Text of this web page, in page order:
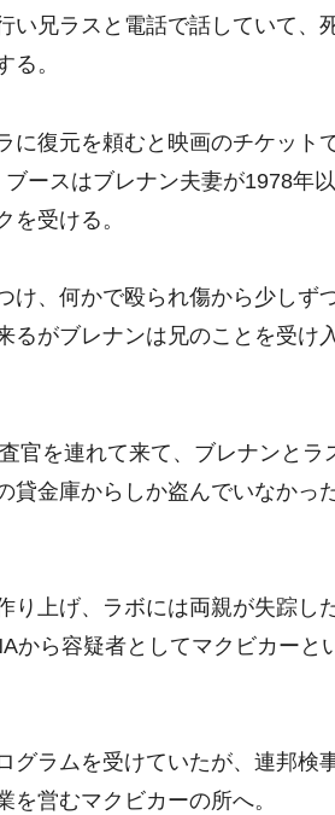
兄ラスと電話で話していて、
る。
に復元を頼むと映画のチケット
ースはブレナン夫妻が1978年
受ける。
、何かで殴られ傷から少しず
るがブレナンは兄のことを受け
官を連れて来て、ブレナンとラ
貸金庫からしか盗んでいなかっ
上げ、ラボには両親が失踪し
から容疑者としてマクビカーと
グラムを受けていたが、連邦検
営むマクビカーの所へ。